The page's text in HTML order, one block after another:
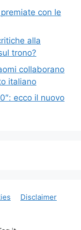
con le
alla
trono?
collaborano
italiano
ecco il nuovo
Disclaimer